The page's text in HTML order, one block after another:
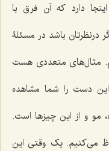
دارد که آن فرق با
درنظرتان باشد در مسئلۀ
مثال‌های متعددی هست
دست را شما مشاهده
مو و از این چیزها است.
می‌کنیم. یک وقتی این